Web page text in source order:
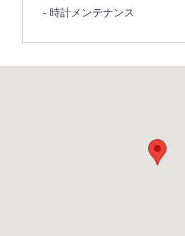
時計メンテナンス